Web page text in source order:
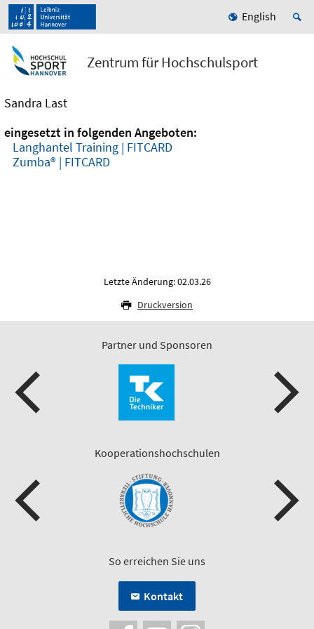
English
Zentrum für Hochschulsport
Sandra Last
eingesetzt in folgenden Angeboten:
Langhantel Training | FITCARD
Zumba® | FITCARD
Letzte Änderung: 02.03.26
Druckversion
Partner und Sponsoren
Kooperationshochschulen
So erreichen Sie uns
Kontakt